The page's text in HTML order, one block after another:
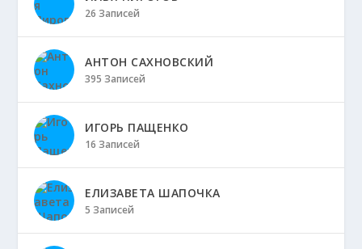
26 Записей
АНТОН САХНОВСКИЙ
395 Записей
ИГОРЬ ПАЩЕНКО
16 Записей
ЕЛИЗАВЕТА ШАПОЧКА
5 Записей